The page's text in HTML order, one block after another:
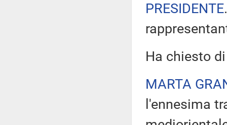
PRESIDENTE
Ha chiesto
MARTA
l'ennesima